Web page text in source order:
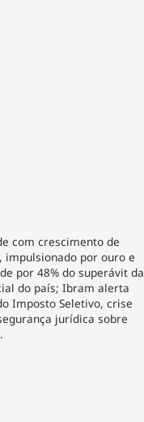
com crescimento de
impulsionado por ouro e
por 48% do superávit da
do país; Ibram alerta
Imposto Seletivo, crise
jurídica sobre